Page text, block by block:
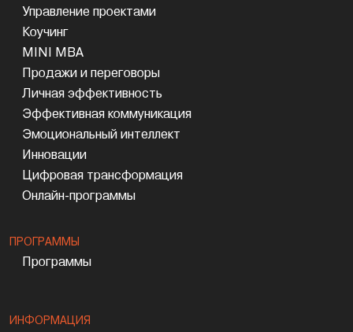
Управление проектами
Коучинг
MINI MBA
Продажи и переговоры
Личная эффективность
Эффективная коммуникация
Эмоциональный интеллект
Инновации
Цифровая трансформация
Онлайн-программы
ПРОГРАММЫ
Программы
ИНФОРМАЦИЯ